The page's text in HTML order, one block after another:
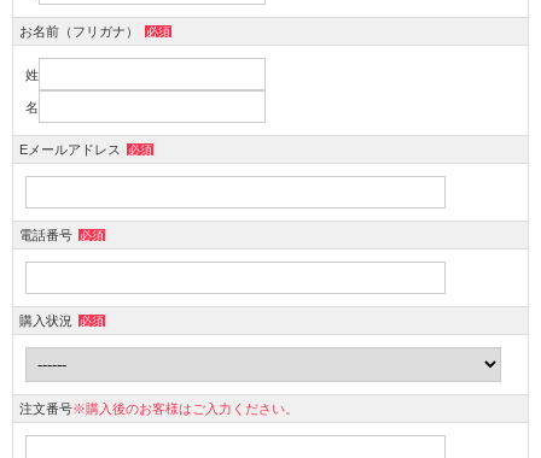
お名前（フリガナ） 必須
姓
名
Eメールアドレス 必須
電話番号 必須
購入状況 必須
注文番号※購入後のお客様はご入力ください。